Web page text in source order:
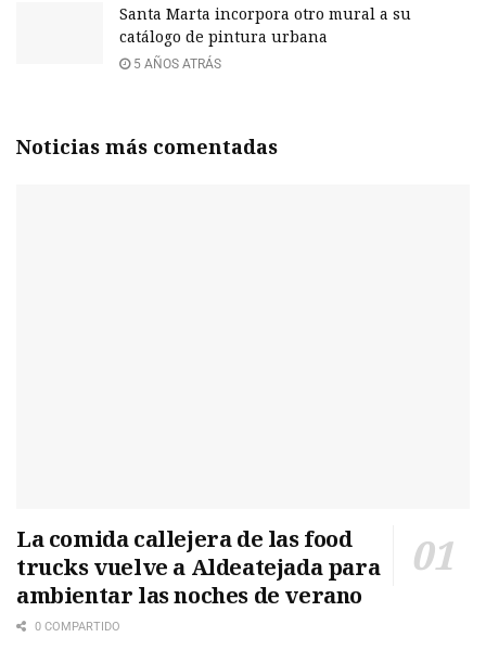
Santa Marta incorpora otro mural a su
catálogo de pintura urbana
5 AÑOS ATRÁS
Noticias más comentadas
La comida callejera de las food
trucks vuelve a Aldeatejada para
ambientar las noches de verano
0 COMPARTIDO